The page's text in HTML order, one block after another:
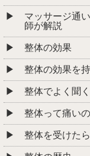
マッサージ通
師が解説
整体の効果
整体の効果を
整体でよく聞
整体って痛い
整体を受けた